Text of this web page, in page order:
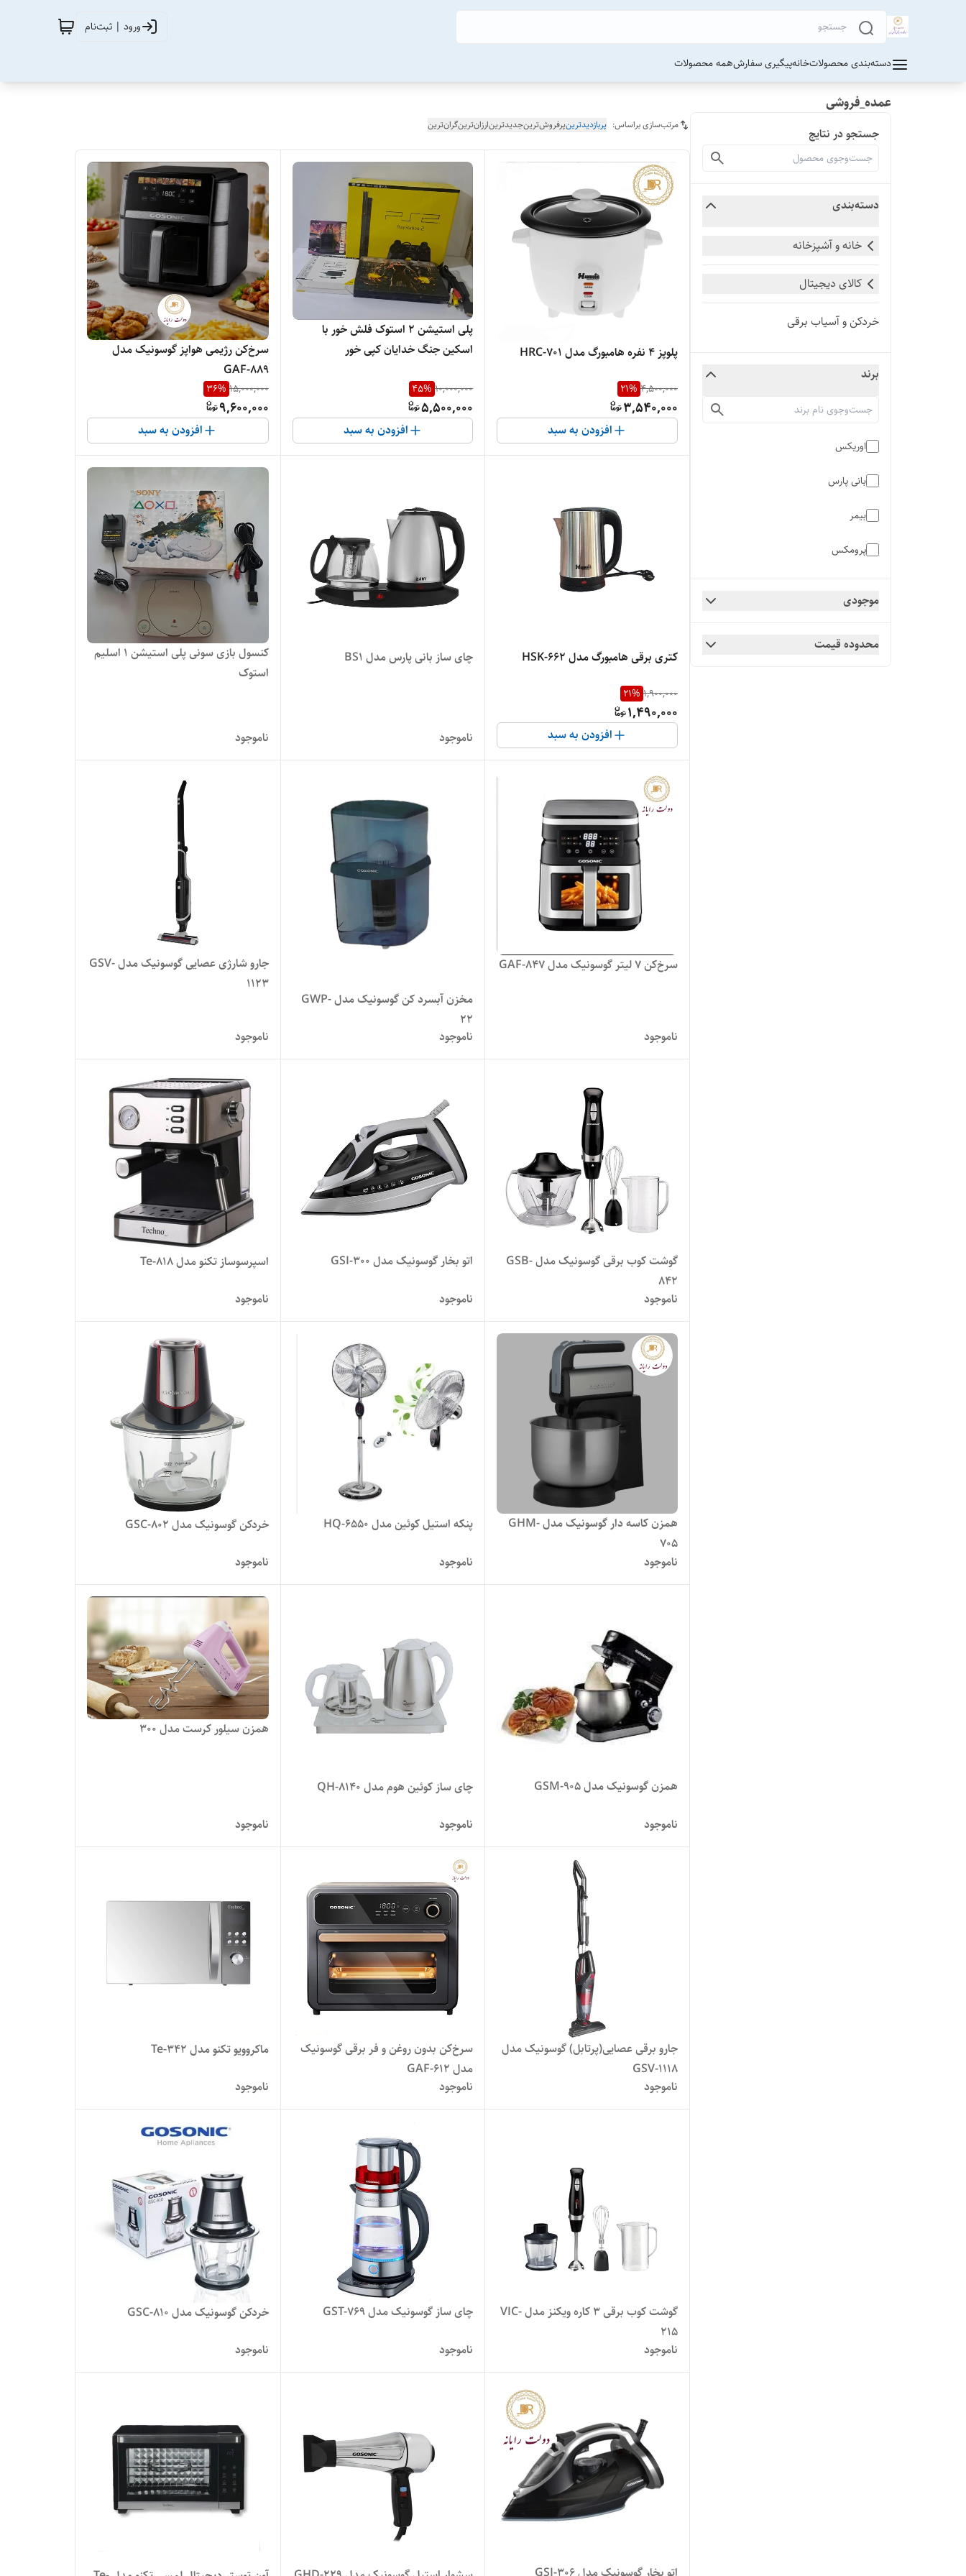
ورود | ثبت‌نام
دسته‌بندی محصولاتخانهپیگیری سفارشهمه محصولات
عمده_فروشی
جستجو در نتایج
دسته‌بندی
خانه و آشپزخانه
کالای دیجیتال
خردکن و آسیاب برقی
برند
اوریکس
بانی پارس
بیمر
پرومکس
سیلور کرست
موجودی
محدوده قیمت
مرتب‌سازی براساس: پربازدیدترینپرفروش‌ترینجدیدترینارزان‌ترینگران‌ترین
پلوپز 4 نفره هامبورگ مدل HRC-701
4,500,000
21%
3,540,000
افزودن به سبد
پلی استیشن 2 استوک فلش خور با
اسکین جنگ خدایان کپی خور
10,000,000
45%
5,500,000
افزودن به سبد
سرخ‌کن رژیمی هواپز گوسونیک مدل
GAF-889
15,000,000
36%
9,600,000
افزودن به سبد
کتری برقی هامبورگ مدل HSK-662
1,900,000
21%
1,490,000
افزودن به سبد
چای ساز بانی پارس مدل BS1
ناموجود
کنسول بازی سونی پلی استیشن 1 اسلیم
استوک
ناموجود
سرخ‌کن 7 لیتر گوسونیک مدل GAF-847
ناموجود
مخزن آبسرد کن گوسونیک مدل GWP-
22
ناموجود
جارو شارژی عصایی گوسونیک مدل GSV-
1123
ناموجود
گوشت کوب برقی گوسونیک مدل GSB-
842
ناموجود
اتو بخار گوسونیک مدل GSI-300
ناموجود
اسپرسوساز تکنو مدل Te-818
ناموجود
همزن کاسه دار گوسونیک مدل GHM-
705
ناموجود
پنکه استیل کوئین مدل HQ-6550
ناموجود
خردکن گوسونیک مدل GSC-802
ناموجود
همزن گوسونیک مدل GSM-905
ناموجود
چای ساز کوئین هوم مدل QH-8140
ناموجود
همزن سیلور کرست مدل 300
ناموجود
جارو برقی عصایی(پرتابل) گوسونیک مدل
GSV-1118
ناموجود
سرخ‌کن بدون روغن و فر برقی گوسونیک
مدل GAF-612
ناموجود
ماکروویو تکنو مدل Te-342
ناموجود
گوشت کوب برقی 3 کاره ویکنز مدل VIC-
215
ناموجود
چای ساز گوسونیک مدل GST-769
ناموجود
خردکن گوسونیک مدل GSC-810
ناموجود